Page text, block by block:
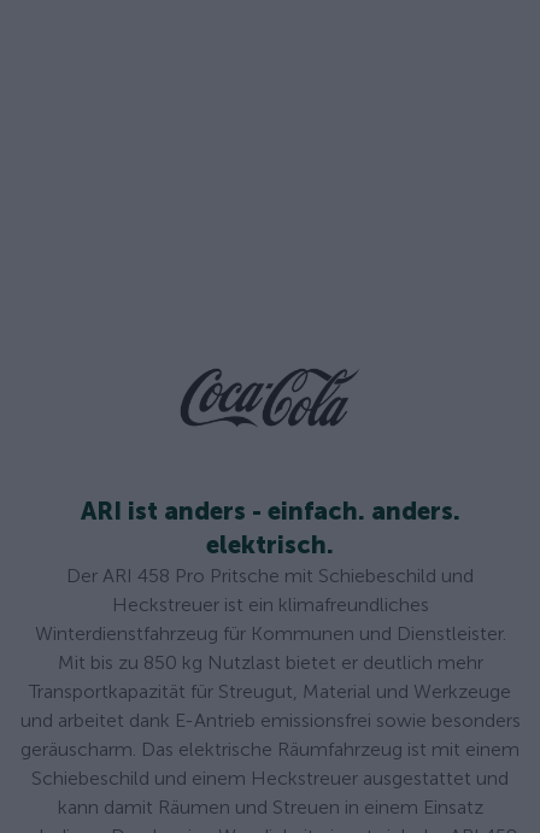
ARI ist anders - einfach. anders.
elektrisch.
Der ARI 458 Pro Pritsche mit Schiebeschild und
Heckstreuer ist ein klimafreundliches
Winterdienstfahrzeug für Kommunen und Dienstleister.
Mit bis zu 850 kg Nutzlast bietet er deutlich mehr
Transportkapazität für Streugut, Material und Werkzeuge
und arbeitet dank E-Antrieb emissionsfrei sowie besonders
geräuscharm. Das elektrische Räumfahrzeug ist mit einem
Schiebeschild und einem Heckstreuer ausgestattet und
kann damit Räumen und Streuen in einem Einsatz